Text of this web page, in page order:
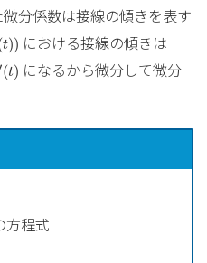
分係数は接線の傾きを表す
t))
t)) における接線の傾きは
′(t)
(t) になるから微分して微分
方程式